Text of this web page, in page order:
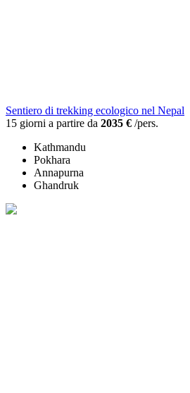
Sentiero di trekking ecologico nel Nepal
15 giorni a partire da 2035 € /pers.
Kathmandu
Pokhara
Annapurna
Ghandruk